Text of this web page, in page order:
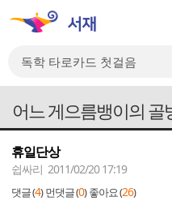
어느 게으름뱅이의 골
휴일단상
쉽싸리 2011/02/20 17:19
댓글 (4) 먼댓글 (0) 좋아요 (26)